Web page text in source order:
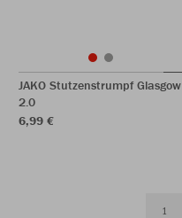
JAKO Stutzenstrumpf Glasgow
2.0
6,99 €
1